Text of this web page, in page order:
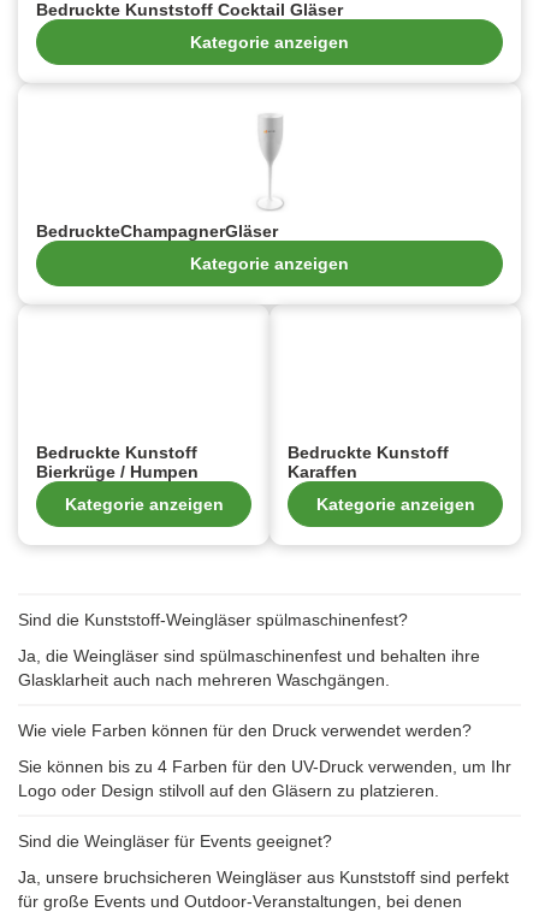
Bedruckte Kunststoff Cocktail Gläser
Kategorie anzeigen
BedruckteChampagnerGläser
Kategorie anzeigen
Bedruckte Kunstoff
Bierkrüge / Humpen
Kategorie anzeigen
Bedruckte Kunstoff
Karaffen
Kategorie anzeigen
Sind die Kunststoff-Weingläser spülmaschinenfest?
Ja, die Weingläser sind spülmaschinenfest und behalten ihre
Glasklarheit auch nach mehreren Waschgängen.
Wie viele Farben können für den Druck verwendet werden?
Sie können bis zu 4 Farben für den UV-Druck verwenden, um Ihr
Logo oder Design stilvoll auf den Gläsern zu platzieren.
Sind die Weingläser für Events geeignet?
Ja, unsere bruchsicheren Weingläser aus Kunststoff sind perfekt
für große Events und Outdoor-Veranstaltungen, bei denen